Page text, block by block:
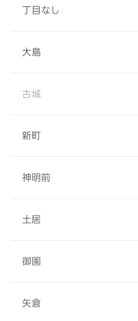
丁目なし
大島
古城
新町
神明前
土居
御園
矢倉